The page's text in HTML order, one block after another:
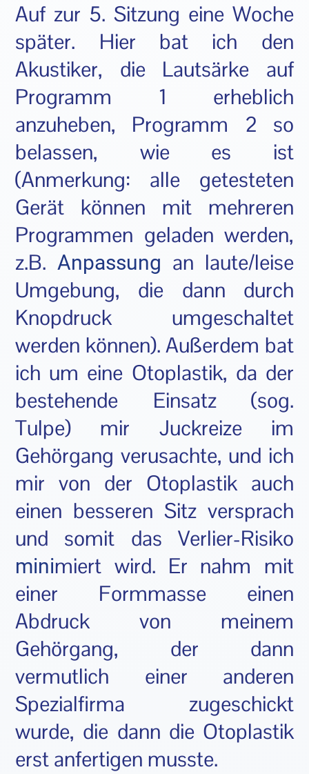
Auf zur 5. Sitzung eine Woche
später. Hier bat ich den
Akustiker, die Lautsärke auf
Programm 1 erheblich
anzuheben, Programm 2 so
belassen, wie es ist
(Anmerkung: alle getesteten
Gerät können mit mehreren
Programmen geladen werden,
z.B.Anpassung an laute/leise
Umgebung, die dann durch
Knopdruck umgeschaltet
werden können). Außerdem bat
ich um eine Otoplastik, da der
bestehende Einsatz (sog.
Tulpe) mir Juckreize im
Gehörgang verusachte, und ich
mir von der Otoplastik auch
einen besseren Sitz versprach
und somit das Verlier-Risiko
minimiert wird. Er nahm mit
einer Formmasse einen
Abdruck von meinem
Gehörgang, der dann
vermutlich einer anderen
Spezialfirma zugeschickt
wurde, die dann die Otoplastik
erst anfertigen musste.